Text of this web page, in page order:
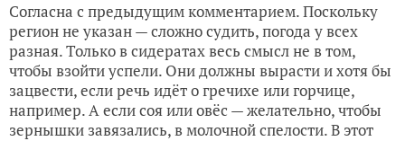
Согласна с предыдущим комментарием. Поскольку
регион не указан — сложно судить, погода у всех
разная. Только в сидератах весь смысл не в том,
чтобы взойти успели. Они должны вырасти и хотя бы
зацвести, если речь идёт о гречихе или горчице,
например. А если соя или овёс — желательно, чтобы
зернышки завязались, в молочной спелости. В этот